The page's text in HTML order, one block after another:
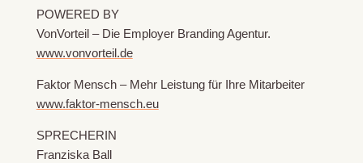
POWERED BY
VonVorteil – Die Employer Branding Agentur.
www.vonvorteil.de
Faktor Mensch – Mehr Leistung für Ihre Mitarbeiter
www.faktor-mensch.eu
SPRECHERIN
Franziska Ball